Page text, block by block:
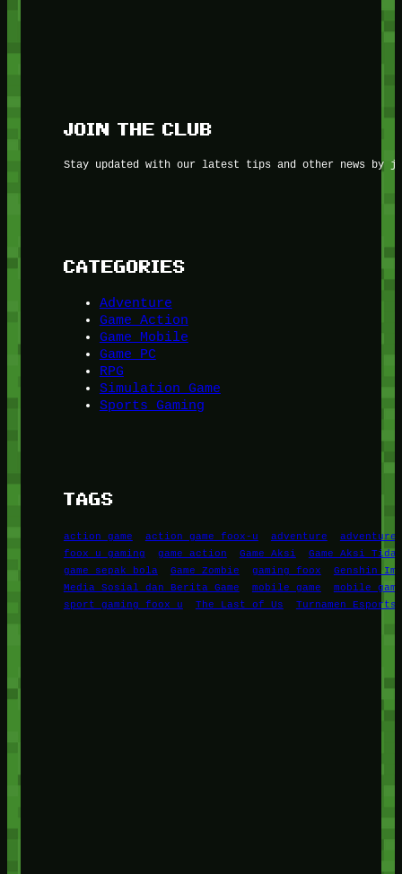
JOIN THE CLUB
Stay updated with our latest tips and other news by
CATEGORIES
Adventure
Game Action
Game Mobile
Game PC
RPG
Simulation Game
Sports Gaming
TAGS
action game action game foox-u adventure
adventure
foox u gaming
game action Game Aksi
Game Aksi Tidak
game sepak bola
Game Zombie gaming foox
Genshin
Media Sosial dan Berita Game
mobile game
mobile
sport gaming foox u
The Last of Us Turnamen Esports